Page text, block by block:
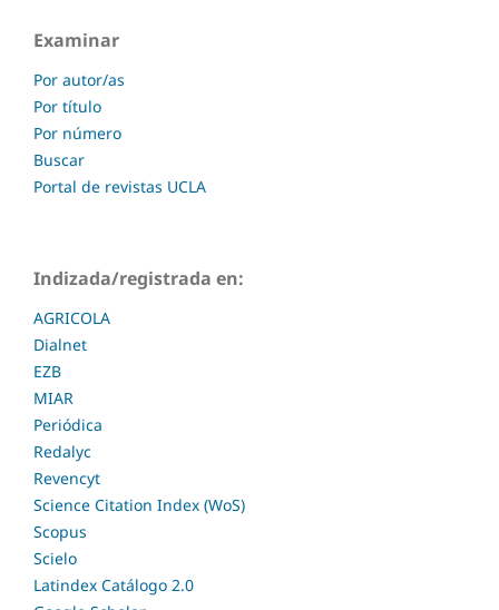
Examinar
Por autor/as
Por título
Por número
Buscar
Portal de revistas UCLA
Indizada/registrada en:
AGRICOLA
Dialnet
EZB
MIAR
Periódica
Redalyc
Revencyt
Science Citation Index (WoS)
Scopus
Scielo
Latindex Catálogo 2.0